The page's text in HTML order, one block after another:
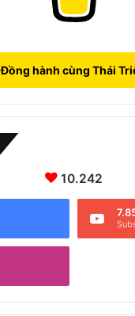
Đồng hành cùng Thái
10.242